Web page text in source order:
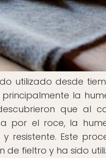
utilizado desde
la
que al
por el roce, la
Este
fieltro y ha sido